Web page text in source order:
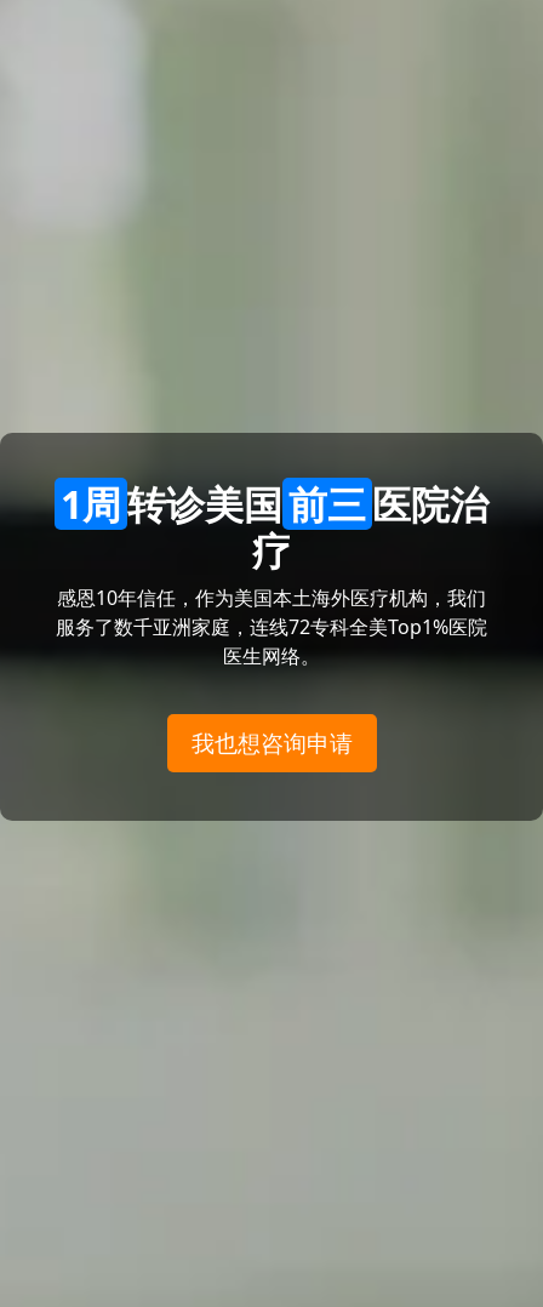
1周转诊美国前三医院治
疗
感恩10年信任，作为美国本土海外医疗机构，我们
服务了数千亚洲家庭，连线72专科全美Top1%医院
医生网络。
我也想咨询申请